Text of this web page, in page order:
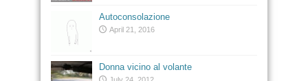
Autoconsolazione
April 21, 2016
Donna vicino al volante
July 24, 2012